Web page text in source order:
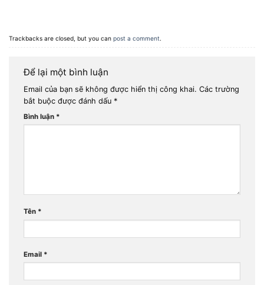
Trackbacks are closed, but you can post a comment.
Để lại một bình luận
Email của bạn sẽ không được hiển thị công khai. Các trường
bắt buộc được đánh dấu *
Bình luận *
Tên *
Email *